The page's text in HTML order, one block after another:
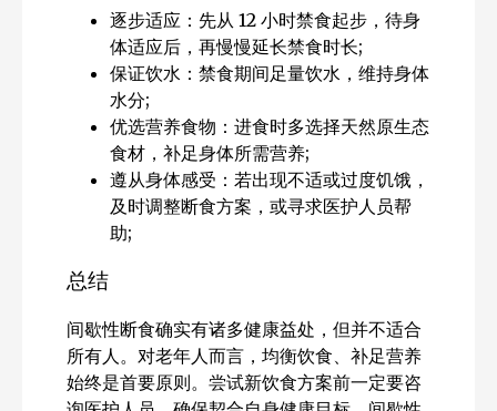
逐步适应：先从 12 小时禁食起步，待身
体适应后，再慢慢延长禁食时长;
保证饮水：禁食期间足量饮水，维持身体
水分;
优选营养食物：进食时多选择天然原生态
食材，补足身体所需营养;
遵从身体感受：若出现不适或过度饥饿，
及时调整断食方案，或寻求医护人员帮
助;
总结
间歇性断食确实有诸多健康益处，但并不适合
所有人。对老年人而言，均衡饮食、补足营养
始终是首要原则。尝试新饮食方案前一定要咨